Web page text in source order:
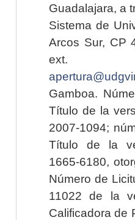
Guadalajara, a
Sistema de
Arcos Sur, CP
ext.
Gamboa.
Título de la
2007-1094;
Título de la
1665-6180,
Número de
11022 de la
Calificadora de